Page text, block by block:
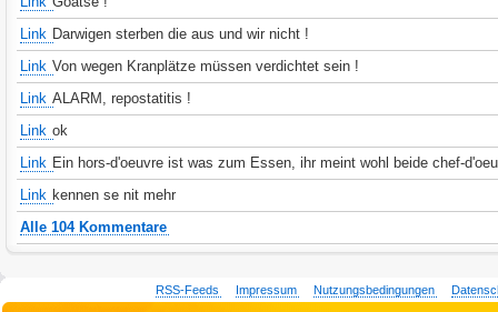
Link Darwigen sterben die aus und wir nicht !
Link Von wegen Kranplätze müssen verdichtet sein !
Link ALARM, repostatitis !
Link ok
Link Ein hors-d'oeuvre ist was zum Essen, ihr meint wohl beide chef-
Link kennen se nit mehr
Alle 104 Kommentare
RSS-Feeds Impressum Nutzungsbedingungen